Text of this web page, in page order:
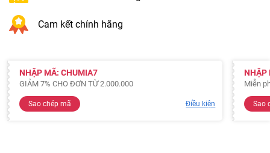
Cam kết chính hãng
NHẬP MÃ: CHUMIA7
GIẢM 7% CHO ĐƠN TỪ 2.000.000
Sao chép mã Điều kiện
NHẬP
Miễn
Sao